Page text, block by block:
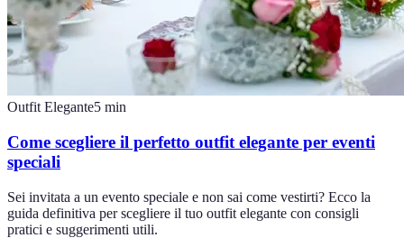
Outfit Elegante5 min
Come scegliere il perfetto outfit elegante per eventi
speciali
Sei invitata a un evento speciale e non sai come vestirti? Ecco la
guida definitiva per scegliere il tuo outfit elegante con consigli
pratici e suggerimenti utili.